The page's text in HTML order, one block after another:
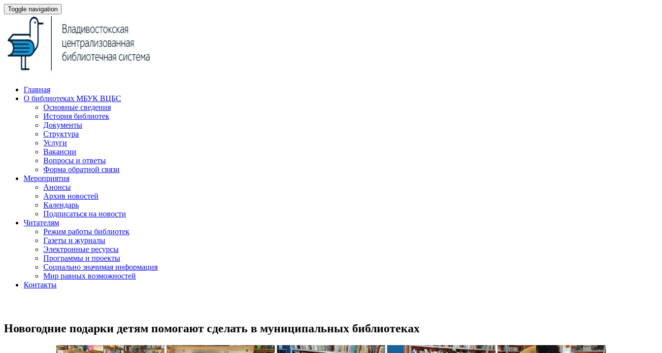
Toggle navigation
Главная
О библиотеках МБУК ВЦБС
Основные сведения
История библиотек
Документы
Структура
Услуги
Вакансии
Вопросы и ответы
Форма обратной связи
Мероприятия
Анонсы
Архив новостей
Календарь
Подписаться на новости
Читателям
Режим работы библиотек
Газеты и журналы
Электронные ресурсы
Программы и проекты
Социально значимая информация
Мир равных возможностей
Контакты
Новогодние подарки детям помогают сделать в муниципальных библиотеках